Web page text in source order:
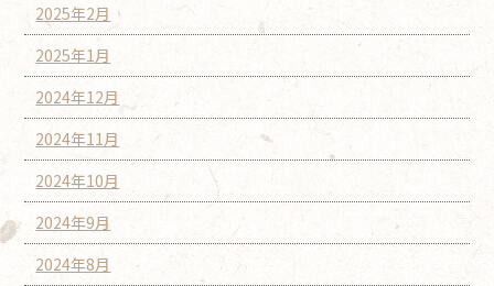
2025年2月
2025年1月
2024年12月
2024年11月
2024年10月
2024年9月
2024年8月